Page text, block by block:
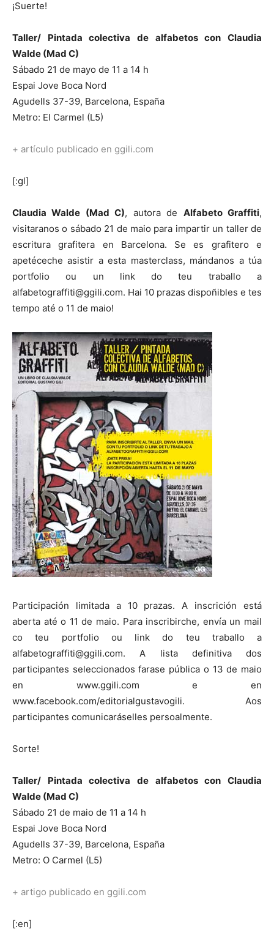
¡Suerte!
Taller/ Pintada colectiva de alfabetos con Claudia
Walde (Mad C)
Sábado 21 de mayo de 11 a 14 h
Espai Jove Boca Nord
Agudells 37-39, Barcelona, España
Metro: El Carmel (L5)
+ artículo publicado en ggili.com
[:gl]
Claudia Walde (Mad C), autora de Alfabeto Graffiti,
visitaranos o sábado 21 de maio para impartir un taller de
escritura grafitera en Barcelona. Se es grafitero e
apetéceche asistir a esta masterclass, mándanos a túa
portfolio ou un link do teu traballo a
alfabetograffiti@ggili.com. Hai 10 prazas dispoñibles e tes
tempo até o 11 de maio!
Participación limitada a 10 prazas. A inscrición está
aberta até o 11 de maio. Para inscribirche, envía un mail
co teu portfolio ou link do teu traballo a
alfabetograffiti@ggili.com. A lista definitiva dos
participantes seleccionados farase pública o 13 de maio
en www.ggili.com e en
www.facebook.com/editorialgustavogili. Aos
participantes comunicaráselles persoalmente.
Sorte!
Taller/ Pintada colectiva de alfabetos con Claudia
Walde (Mad C)
Sábado 21 de maio de 11 a 14 h
Espai Jove Boca Nord
Agudells 37-39, Barcelona, España
Metro: O Carmel (L5)
+ artigo publicado en ggili.com
[:en]